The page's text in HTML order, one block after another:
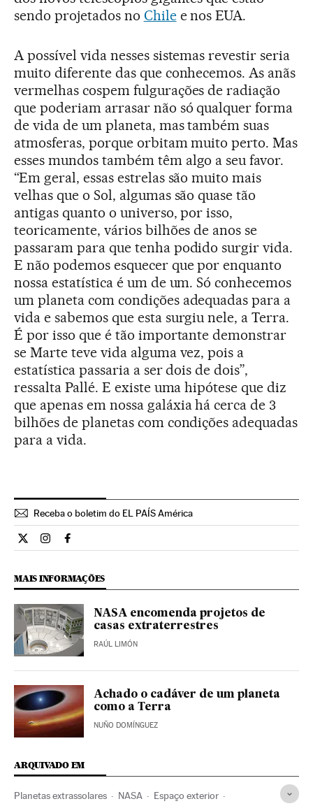
sendo projetados no Chilee nos EUA.
A possível vida nesses sistemas revestir seria
muito diferente das que conhecemos. As anãs
vermelhas cospem fulgurações de radiação
que poderiam arrasar não só qualquer forma
de vida de um planeta, mas também suas
atmosferas, porque orbitam muito perto. Mas
esses mundos também têm algo a seu favor.
“Em geral, essas estrelas são muito mais
velhas que o Sol, algumas são quase tão
antigas quanto o universo, por isso,
teoricamente, vários bilhões de anos se
passaram para que tenha podido surgir vida.
E não podemos esquecer que por enquanto
nossa estatística é um de um. Só conhecemos
um planeta com condições adequadas para a
vida e sabemos que esta surgiu nele, a Terra.
É por isso que é tão importante demonstrar
se Marte teve vida alguma vez, pois a
estatística passaria a ser dois de dois”,
ressalta Pallé. E existe uma hipótese que diz
que apenas em nossa galáxia há cerca de 3
bilhões de planetas com condições adequadas
para a vida.
Receba o boletim do EL PAÍS América
Ciencia El País Brasil en Twitter
Ciencia El País Brasil en Instagram
Ciencia El País Brasil en Facebook
MAIS INFORMAÇÕES
NASA encomenda projetos de
casas extraterrestres
RAÚL LIMÓN
Achado o cadáver de um planeta
como a Terra
NUÑO DOMÍNGUEZ
ARQUIVADO EM
Planetas extrassolares NASA Espaço exterior